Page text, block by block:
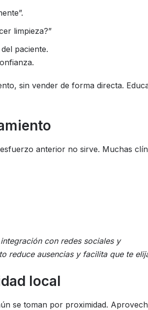
limpieza?”
paciente.
sin vender de forma directa.
anterior no sirve. Muchas
con redes sociales y
reduce ausencias y facilita que te
local
se toman por proximidad.